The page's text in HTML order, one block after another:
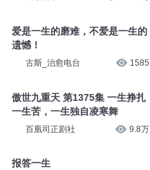
爱是一生的磨难，不爱是一生的
遗憾！
古斯_治愈电台 1585
傲世九重天 第1375集 一生挣扎
一生苦，一生独自凌寒舞
百凰司正剧社 9.8万
报答一生